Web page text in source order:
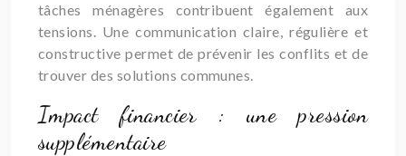
tâches ménagères contribuent également aux
tensions. Une communication claire, régulière et
constructive permet de prévenir les conflits et de
trouver des solutions communes.
Impact financier : une pression
supplémentaire